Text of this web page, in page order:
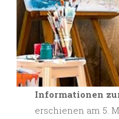
Informationen
erschienen am 5.